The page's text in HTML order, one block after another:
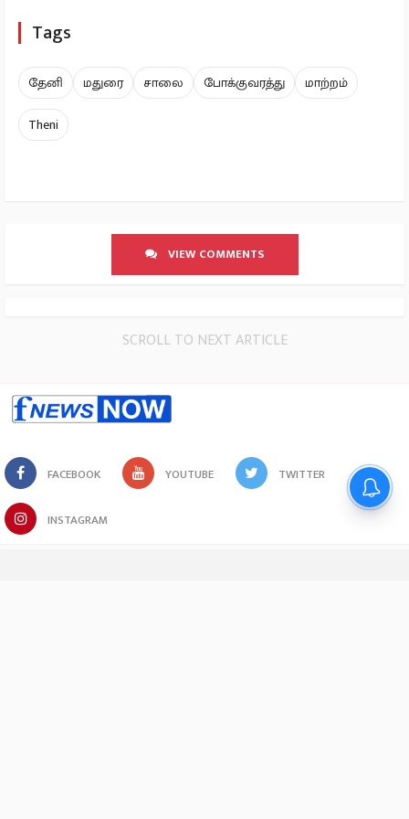
Tags
தேனி மதுரை சாலை போக்குவரத்து
மாற்றம்
Theni
VIEW COMMENTS
SCROLL TO NEXT ARTICLE
FACEBOOK YOUTUBE TWITTER
INSTAGRAM